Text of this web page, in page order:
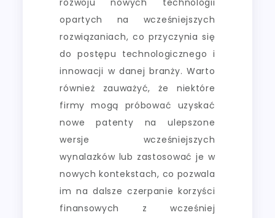
opartych na wcześniejszych
rozwiązaniach, co przyczynia się
do postępu technologicznego i
innowacji w danej branży. Warto
również zauważyć, że niektóre
firmy mogą próbować uzyskać
nowe patenty na ulepszone
wersje wcześniejszych
wynalazków lub zastosować je w
nowych kontekstach, co pozwala
im na dalsze czerpanie korzyści
finansowych z wcześniej